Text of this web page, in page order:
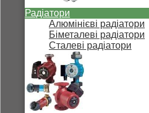
Радіатори
Алюмінієві радіатори
Біметалеві радіатори
Сталеві радіатори